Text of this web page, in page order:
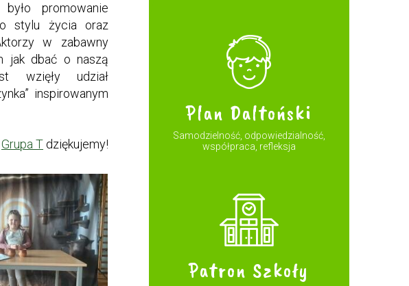
promowanie
stylu życia oraz
w zabawny
jak dbać o naszą
wzięły udział
inspirowanym
Grupa T dziękujemy!
Plan Daltoński
Samodzielność, odpowiedzialność,
współpraca, refleksja
Patron Szkoły